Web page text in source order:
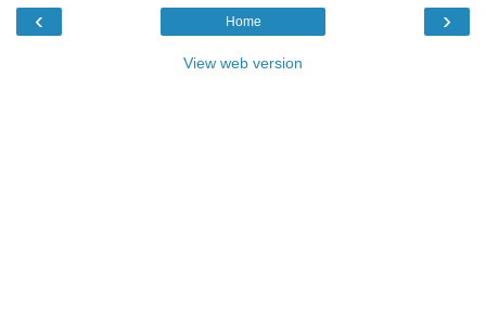
‹ ›
Home
View web version